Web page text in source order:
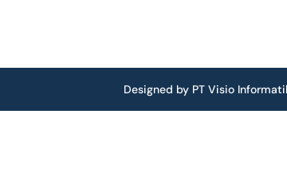
Designed by PT Visio